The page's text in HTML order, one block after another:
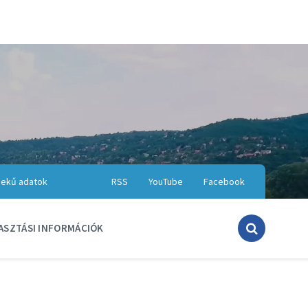
Facebook
YouTube
RSS
adatok
INFORMÁCIÓK